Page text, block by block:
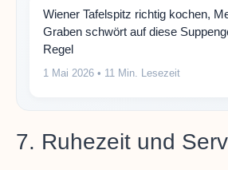
Wiener Tafelspitz richtig kochen,
Graben schwört auf diese
Regel
1 Mai 2026 • 11 Min. Lesezeit
7. Ruhezeit und